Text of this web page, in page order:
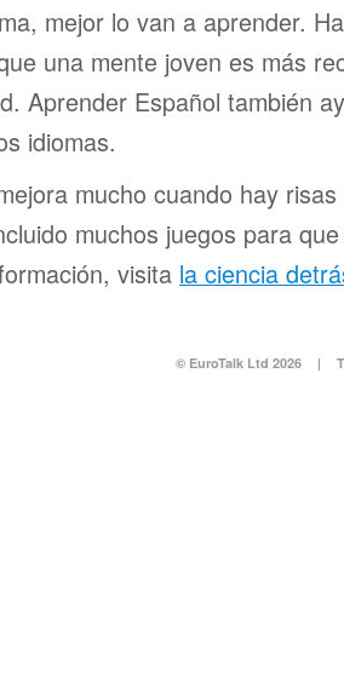
mejor lo van a aprender.
una mente joven es más
Aprender Español también
idiomas.
mucho cuando hay
muchos juegos para
visita la ciencia
© EuroTalk Ltd 2026 |